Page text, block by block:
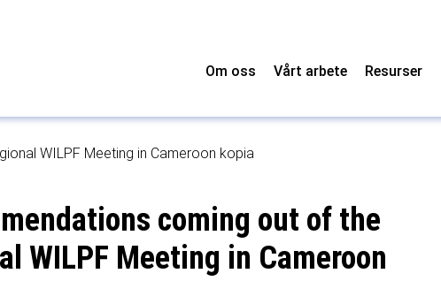
Om oss Vårt arbete Resurser
WILPF Meeting in Cameroon kopia
coming out of the
WILPF Meeting in Cameroon